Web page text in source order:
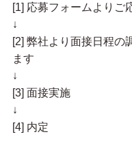
[1] 応募フォームよりご
↓
[2] 弊社より面接日程の
ます
↓
[3] 面接実施
↓
[4] 内定